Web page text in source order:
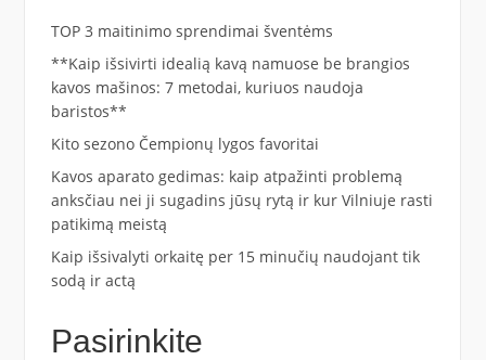
TOP 3 maitinimo sprendimai šventėms
**Kaip išsivirti idealią kavą namuose be brangios
kavos mašinos: 7 metodai, kuriuos naudoja
baristos**
Kito sezono Čempionų lygos favoritai
Kavos aparato gedimas: kaip atpažinti problemą
anksčiau nei ji sugadins jūsų rytą ir kur Vilniuje rasti
patikimą meistą
Kaip išsivalyti orkaitę per 15 minučių naudojant tik
sodą ir actą
Pasirinkite